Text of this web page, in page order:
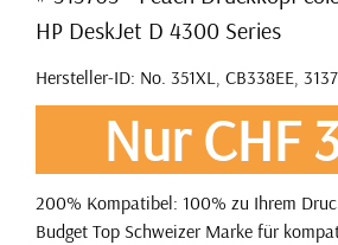
HP DeskJet D 4300 Series
Hersteller-ID: No. 351XL, CB338EE,
Nur CHF
200% Kompatibel: 100% zu Ihrem
Budget Top Schweizer Marke für